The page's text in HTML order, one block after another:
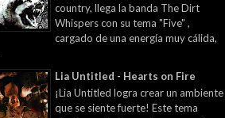
country, llega la banda The Dirt
Whispers con su tema "Five" ,
cargado de una energía muy cálida,
Lia Untitled - Hearts on Fire
¡Lia Untitled logra crear un ambiente
que se siente fuerte! Este tema